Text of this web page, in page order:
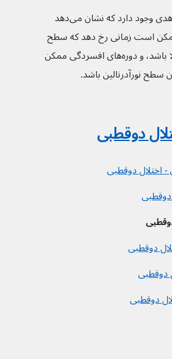
به عنوان مثال، شواهدی وجود دارد که نشان می‌دهد
ممکن است زمانی رخ دهد که سطح
نورآدرنالین خیلی بالا باشد، و دوره‌های افسردگی ممکن
نورآدرنالین باشد.
دوقطبی
اختلال دوقطبی
دوقطبی
دوقطبی
دوقطبی
دوقطبی